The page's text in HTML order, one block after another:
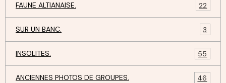
FAUNE ALTIANAISE. 22
SUR UN BANC. 3
INSOLITES. 55
ANCIENNES PHOTOS DE GROUPES. 46